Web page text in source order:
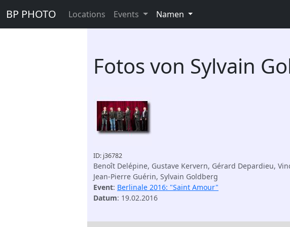
BP PHOTO Locations Events Namen
Fotos von Sylvain
ID: j36782
Benoît Delépine, Gustave Kervern, Gérard Depardieu,
Jean-Pierre Guérin, Sylvain Goldberg
Event: Berlinale 2016: "Saint Amour"
Datum: 19.02.2016